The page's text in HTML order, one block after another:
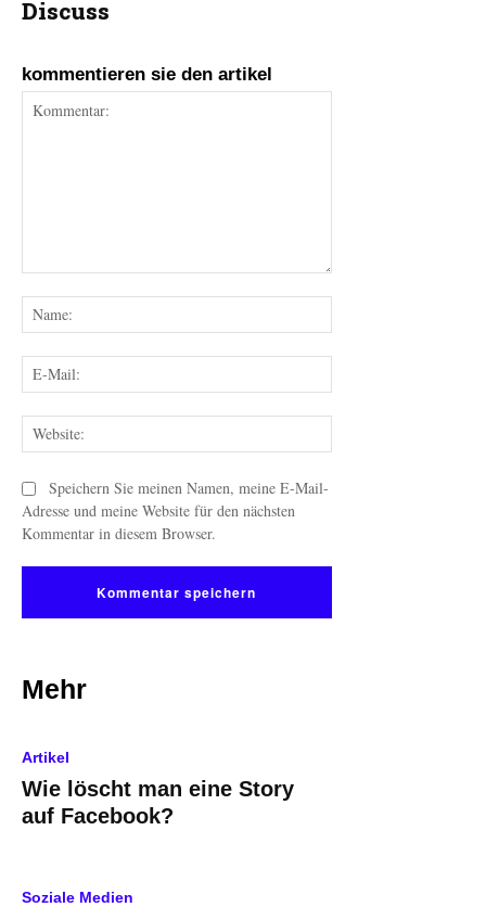
Discuss
kommentieren sie den artikel
Mail:
Speichern Sie meinen Namen, meine E-Mail-
Adresse und meine Website für den nächsten
Kommentar in diesem Browser.
Mehr
Artikel
Wie löscht man eine Story
auf Facebook?
Soziale Medien